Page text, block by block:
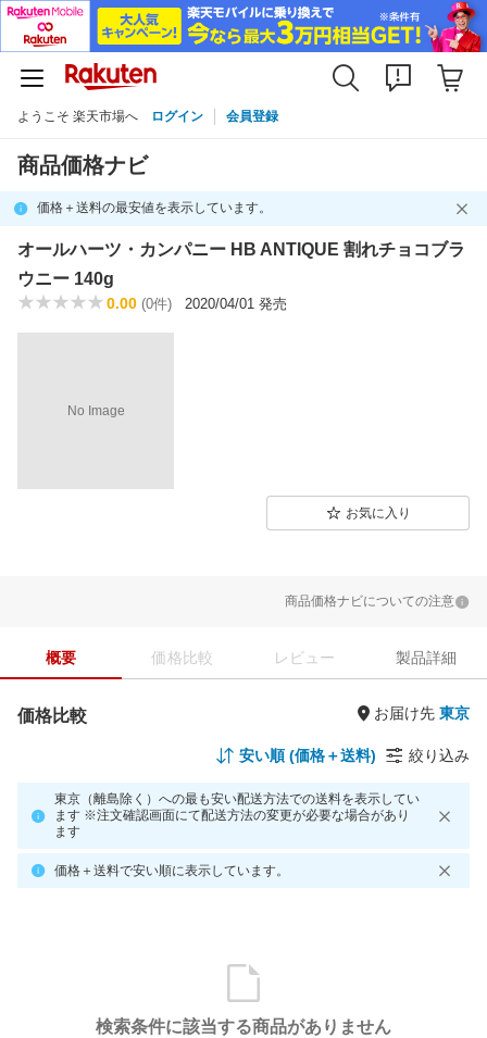
ようこそ 楽天市場へ ログイン 会員登録
商品価格ナビ
価格＋送料の最安値を表示しています。
オールハーツ・カンパニー HB ANTIQUE 割れチョコブラ
ウニー 140g
0.00 (0件) 2020/04/01 発売
No Image
お気に入り
商品価格ナビについての注意
概要 価格比較 レビュー 製品詳細
価格比較 お届け先
安い順 (価格＋送料) 絞り込み
東京（離島除く）への最も安い配送方法での送料を表示してい
ます ※注文確認画面にて配送方法の変更が必要な場合があり
ます
価格＋送料で安い順に表示しています。
検索条件に該当する商品がありません